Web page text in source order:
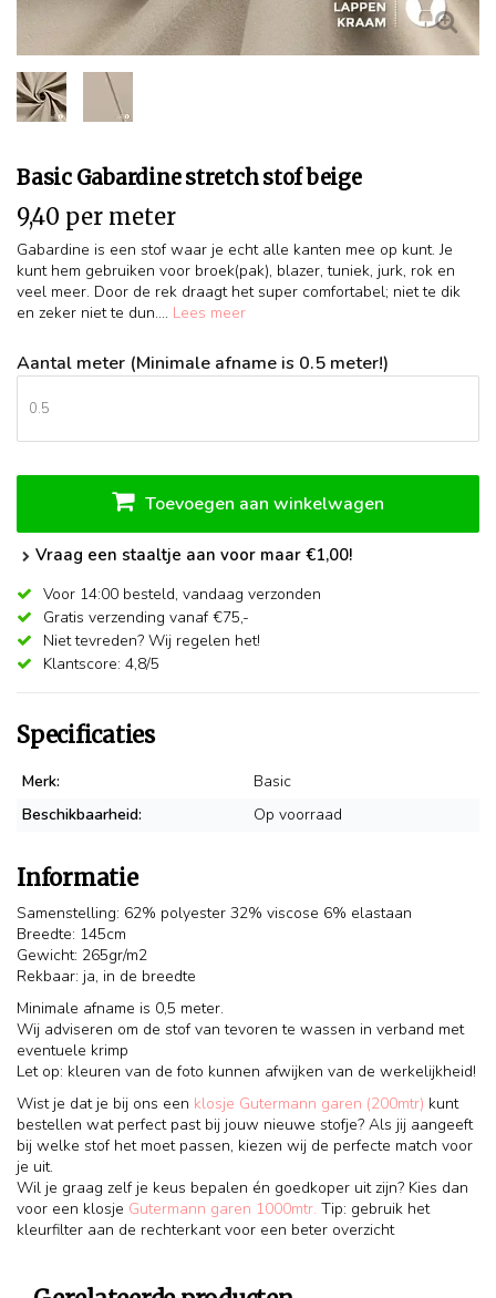
Basic Gabardine stretch stof beige
9,40 per meter
Gabardine is een stof waar je echt alle kanten mee op kunt. Je
kunt hem gebruiken voor broek(pak), blazer, tuniek, jurk, rok en
veel meer. Door de rek draagt het super comfortabel; niet te dik
en zeker niet te dun.... Lees meer
Aantal meter (Minimale afname is 0.5 meter!)
Toevoegen aan winkelwagen
Vraag een staaltje aan voor maar €1,00!
Voor 14:00 besteld, vandaag verzonden
Gratis verzending vanaf €75,-
Niet tevreden? Wij regelen het!
Klantscore: 4,8/5
Specificaties
Merk:
Basic
Beschikbaarheid:
Op voorraad
Informatie
Samenstelling: 62% polyester 32% viscose 6% elastaan
Breedte: 145cm
Gewicht: 265gr/m2
Rekbaar: ja, in de breedte
Minimale afname is 0,5 meter.
Wij adviseren om de stof van tevoren te wassen in verband met
eventuele krimp
Let op: kleuren van de foto kunnen afwijken van de werkelijkheid!
Wist je dat je bij ons een klosje Gutermann garen (200mtr) kunt
bestellen wat perfect past bij jouw nieuwe stofje? Als jij aangeeft
bij welke stof het moet passen, kiezen wij de perfecte match voor
je uit.
Wil je graag zelf je keus bepalen én goedkoper uit zijn? Kies dan
voor een klosje Gutermann garen 1000mtr. Tip: gebruik het
kleurfilter aan de rechterkant voor een beter overzicht